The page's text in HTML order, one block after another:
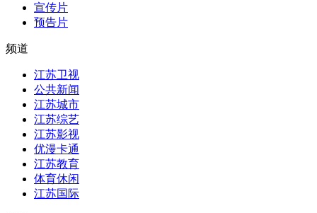
宣传片
预告片
频道
江苏卫视
公共新闻
江苏城市
江苏综艺
江苏影视
优漫卡通
江苏教育
体育休闲
江苏国际